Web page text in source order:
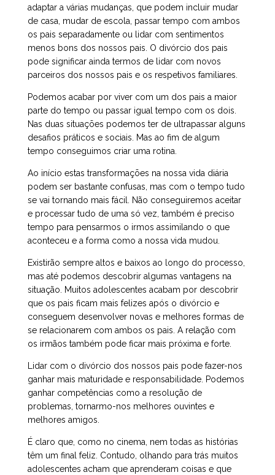
adaptar a várias mudanças, que podem incluir mudar
de casa, mudar de escola, passar tempo com ambos
os pais separadamente ou lidar com sentimentos
menos bons dos nossos pais. O divórcio dos pais
pode significar ainda termos de lidar com novos
parceiros dos nossos pais e os respetivos familiares.
Podemos acabar por viver com um dos pais a maior
parte do tempo ou passar igual tempo com os dois.
Nas duas situações podemos ter de ultrapassar alguns
desafios práticos e sociais. Mas ao fim de algum
tempo conseguimos criar uma rotina.
Ao início estas transformações na nossa vida diária
podem ser bastante confusas, mas com o tempo tudo
se vai tornando mais fácil. Não conseguiremos aceitar
e processar tudo de uma só vez, também é preciso
tempo para pensarmos o irmos assimilando o que
aconteceu e a forma como a nossa vida mudou.
Existirão sempre altos e baixos ao longo do processo,
mas até podemos descobrir algumas vantagens na
situação. Muitos adolescentes acabam por descobrir
que os pais ficam mais felizes após o divórcio e
conseguem desenvolver novas e melhores formas de
se relacionarem com ambos os pais. A relação com
os irmãos também pode ficar mais próxima e forte.
Lidar com o divórcio dos nossos pais pode fazer-nos
ganhar mais maturidade e responsabilidade. Podemos
ganhar competências como a resolução de
problemas, tornarmo-nos melhores ouvintes e
melhores amigos.
É claro que, como no cinema, nem todas as histórias
têm um final feliz. Contudo, olhando para trás muitos
adolescentes acham que aprenderam coisas e que